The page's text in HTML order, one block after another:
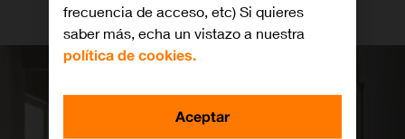
frecuencia de acceso, etc) Si quieres
saber más, echa un vistazo a nuestra
política de cookies.
Aceptar